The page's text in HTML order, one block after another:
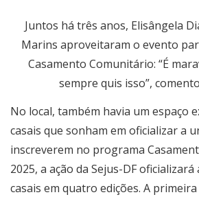
Juntos há três anos, Elisângela
Marins aproveitaram o evento
Casamento Comunitário: “É
sempre quis isso”,
No local, também havia um espaço
casais que sonham em oficializar a
inscreverem no programa
2025, a ação da Sejus-DF
casais em quatro edições. A